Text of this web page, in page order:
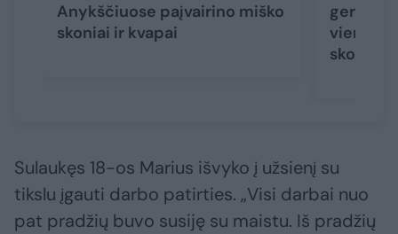
Anykščiuose paįvairino miško
skoniai ir kvapai
vienas
skonių
Sulaukęs 18-os Marius išvyko į užsienį su
tikslu įgauti darbo patirties. „Visi darbai nuo
pat pradžių buvo susiję su maistu. Iš pradžių